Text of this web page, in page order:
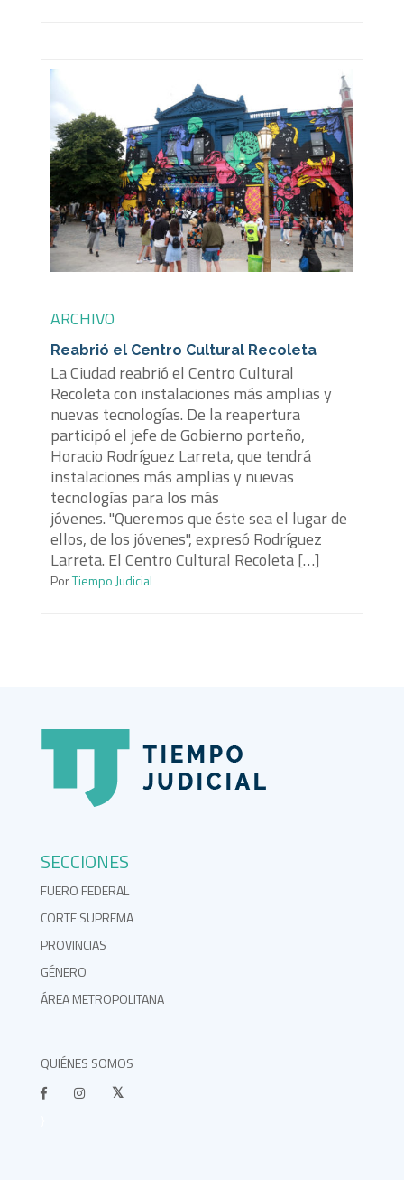
ARCHIVO
Reabrió el Centro Cultural Recoleta
La Ciudad reabrió el Centro Cultural
Recoleta con instalaciones más amplias y
nuevas tecnologías. De la reapertura
participó el jefe de Gobierno porteño,
Horacio Rodríguez Larreta, que tendrá
instalaciones más amplias y nuevas
tecnologías para los más
jóvenes. "Queremos que éste sea el lugar de
ellos, de los jóvenes", expresó Rodríguez
Larreta. El Centro Cultural Recoleta […]
PorTiempo Judicial
SECCIONES
FUERO FEDERAL
CORTE SUPREMA
PROVINCIAS
GÉNERO
ÁREA METROPOLITANA
QUIÉNES SOMOS